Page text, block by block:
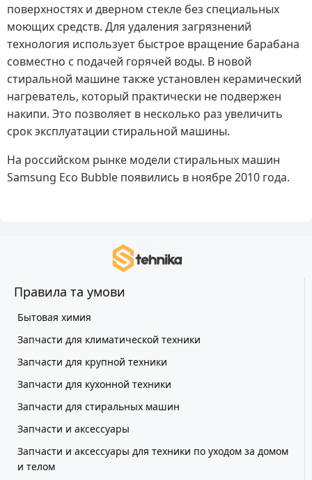
поверхностях и дверном стекле без специальных
моющих средств. Для удаления загрязнений
технология использует быстрое вращение барабана
совместно с подачей горячей воды. В новой
стиральной машине также установлен керамический
нагреватель, который практически не подвержен
накипи. Это позволяет в несколько раз увеличить
срок эксплуатации стиральной машины.
На российском рынке модели стиральных машин
Samsung Eco Bubble появились в ноябре 2010 года.
Правила та умови
Бытовая химия
Запчасти для климатической техники
Запчасти для крупной техники
Запчасти для кухонной техники
Запчасти для стиральных машин
Запчасти и аксессуары
Запчасти и аксессуары для техники по уходом за домом
и телом